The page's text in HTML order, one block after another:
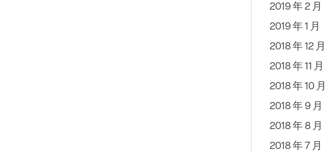
2019 年 2 月
2019 年 1 月
2018 年 12 月
2018 年 11 月
2018 年 10 月
2018 年 9 月
2018 年 8 月
2018 年 7 月